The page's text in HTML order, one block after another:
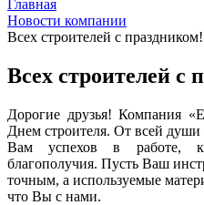
Главная
Новости компании
Всех строителей с
Всех строителей с
Дорогие друзья! Компания
Днем строителя. От всей души
Вам успехов в работе,
благополучия. Пусть Ваш
точным, а используемые
что Вы с нами.